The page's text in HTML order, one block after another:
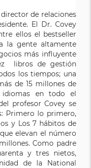
de relaciones
El Dr. Covey
ellos el bestseller
la gente altamente
más influyente
libros de gestión
los tiempos; una
de 15 millones de
en todo el
profesor Covey se
Primero lo primero,
y Los 7 hábitos de
elevan el número
Como padre
y tres nietos,
de la National